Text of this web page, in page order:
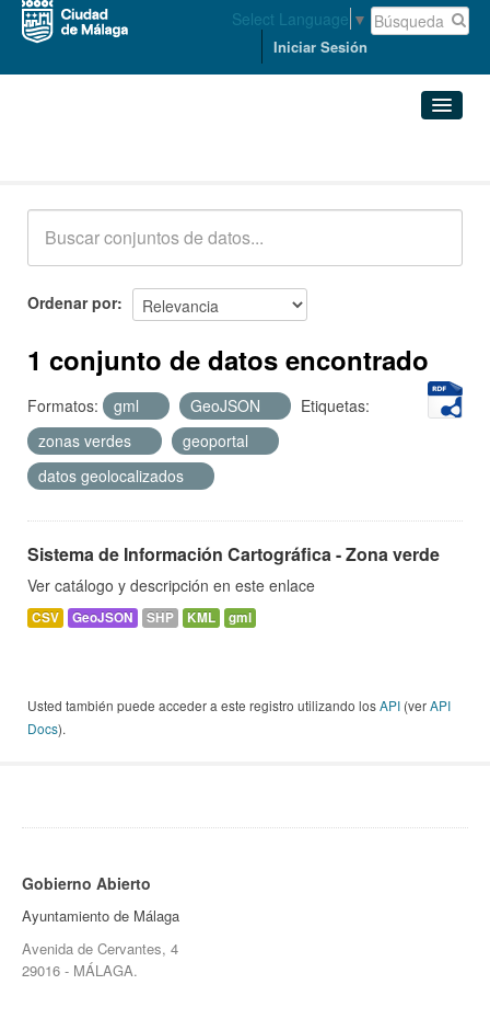
Select Language ▼
Iniciar Sesión
Acerca de
Ordenar por
1 conjunto de datos encontrado
Formatos: gml GeoJSON
Etiquetas:
zonas verdes
geoportal
datos geolocalizados
Sistema de Información Cartográfica - Zona verde
Ver catálogo y descripción en este enlace
CSV GeoJSON SHP KML gml
Usted también puede acceder a este registro utilizando losAPI (verAPI
Docs).
Gobierno Abierto
Ayuntamiento de Málaga
Avenida de Cervantes, 4
29016 - MÁLAGA.